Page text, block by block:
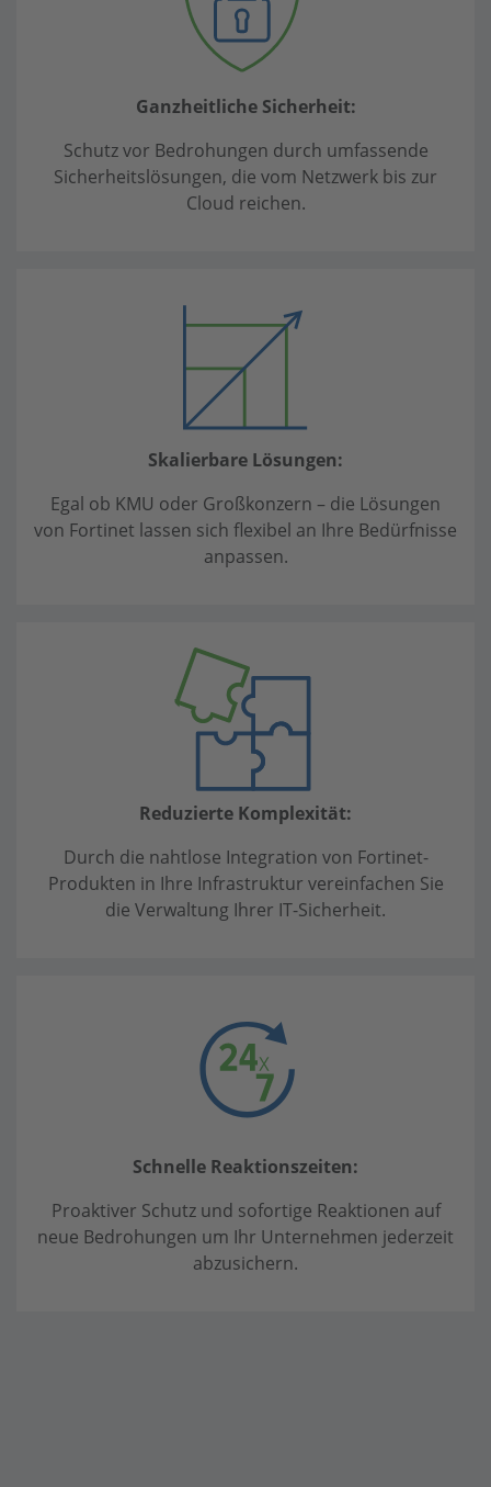
Ganzheitliche Sicherheit:
Schutz vor Bedrohungen durch umfassende
Sicherheitslösungen, die vom Netzwerk bis zur
Cloud reichen.
Skalierbare Lösungen:
Egal ob KMU oder Großkonzern – die Lösungen
von Fortinet lassen sich flexibel an Ihre Bedürfnisse
anpassen.
Reduzierte Komplexität:
Durch die nahtlose Integration von Fortinet-
Produkten in Ihre Infrastruktur vereinfachen Sie
die Verwaltung Ihrer IT-Sicherheit.
Schnelle Reaktionszeiten:
Proaktiver Schutz und sofortige Reaktionen auf
neue Bedrohungen um Ihr Unternehmen jederzeit
abzusichern.